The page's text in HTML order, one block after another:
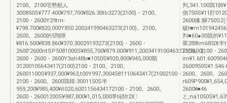
2100。2100宅勢航ん
300850S¥777.400¥797,700¥826.30tb3273(2100)・2100。
2100・2600Y29tm‐
¥798.700¥820,000Y850.200241990463273(2100)。2100。
2600。2600的5翔障
¥816.500¥838.860¥370.30029193273(2100)・2600・
2600'2600ntSP5081000S¥855,700¥879.000¥911,2003419100463273(2600)。
2600・2600・2600Y3ati48b■1050S¥920,800¥945,000期
31200105643417(2100)2100・2100。2100。
26001100S¥937,000¥963,t00Y997,3004581110643417(21002100・
2100・2600。2600鶏韓:3001150S半
959,200¥985,400¥it020,6001156434172100・2100。2600。
2600・26001200S¥987,800¥1,015,000準t硝lt2X〕
判,341.100鶏1帥
側750S¥11貯
2600擁:獅750S2
破
判■60●00競的
翠288tm6850t半t
2100。2100・
2600。2600。
2600¥■46
と